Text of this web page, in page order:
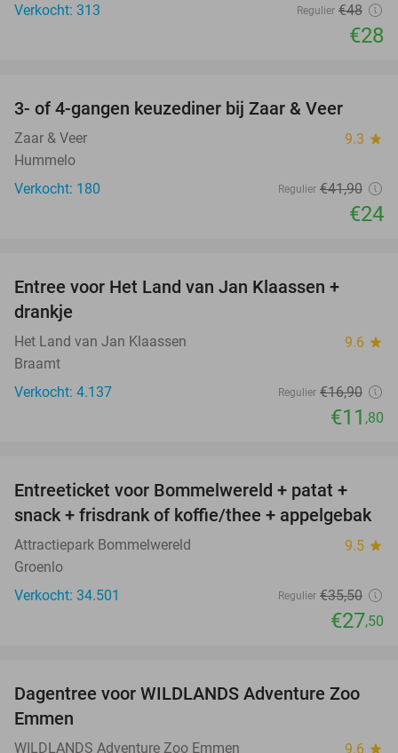
Verkocht: 313
Regulier €48
€28
3- of 4-gangen keuzediner bij Zaar & Veer
Zaar & Veer 9.3 star
Hummelo
Verkocht: 180
Regulier €41,90
€24
Entree voor Het Land van Jan Klaassen +
drankje
Het Land van Jan Klaassen 9.6 star
Braamt
Verkocht: 4.137
Regulier €16,90
€11 ,80
23%
Entreeticket voor Bommelwereld + patat +
snack + frisdrank of koffie/thee + appelgebak
Attractiepark Bommelwereld 9.5 star
Groenlo
Verkocht: 34.501
Regulier €35,50
€27,50
24%
Dagentree voor WILDLANDS Adventure Zoo
Emmen
WILDLANDS Adventure Zoo Emmen 9.6 star